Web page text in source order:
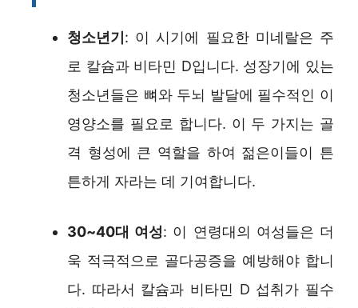
청소년기: 이 시기에 필요한 미네랄은 주
로 칼슘과 비타민 D입니다. 성장기에 있는
청소년들은 뼈와 두뇌 발달에 필수적인 이
영양소를 필요로 합니다. 이 두 가지는 골
격 형성에 큰 역할을 하여 젊은이들이 튼
튼하게 자라는 데 기여합니다.
30~40대 여성: 이 연령대의 여성들은 더
욱 적극적으로 골다공증을 예방해야 합니
다. 따라서 칼슘과 비타민 D 섭취가 필수